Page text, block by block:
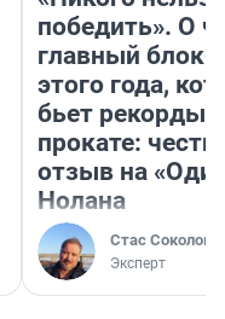
победить». О
главный
этого года,
бьет рекорды в
прокате:
отзыв на
Нолана
Стас Соколов
Эксперт